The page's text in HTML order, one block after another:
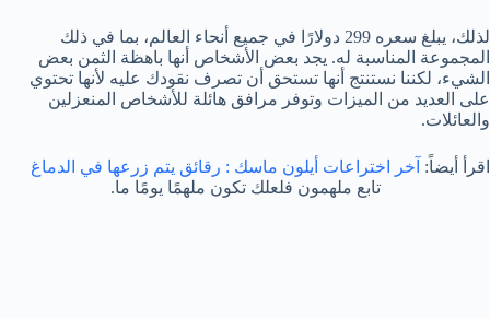
لذلك، يبلغ سعره 299 دولارًا في جميع أنحاء العالم، بما في ذلك
المجموعة المناسبة له. يجد بعض الأشخاص أنها باهظة الثمن بعض
الشيء، لكننا نستنتج أنها تستحق أن تصرف نقودك عليه لأنها تحتوي
على العديد من الميزات وتوفر مرافق هائلة للأشخاص المنعزلين
والعائلات.
اقرأ أيضاً: آخر اختراعات أيلون ماسك : رقائق يتم زرعها في الدماغ
تابع ملهمون فلعلك تكون ملهمًا يومًا ما.